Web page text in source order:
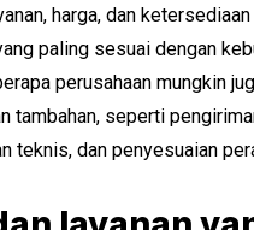
harga, dan
paling sesuai dengan
perusahaan mungkin
tambahan, seperti
teknis, dan penyesuaian